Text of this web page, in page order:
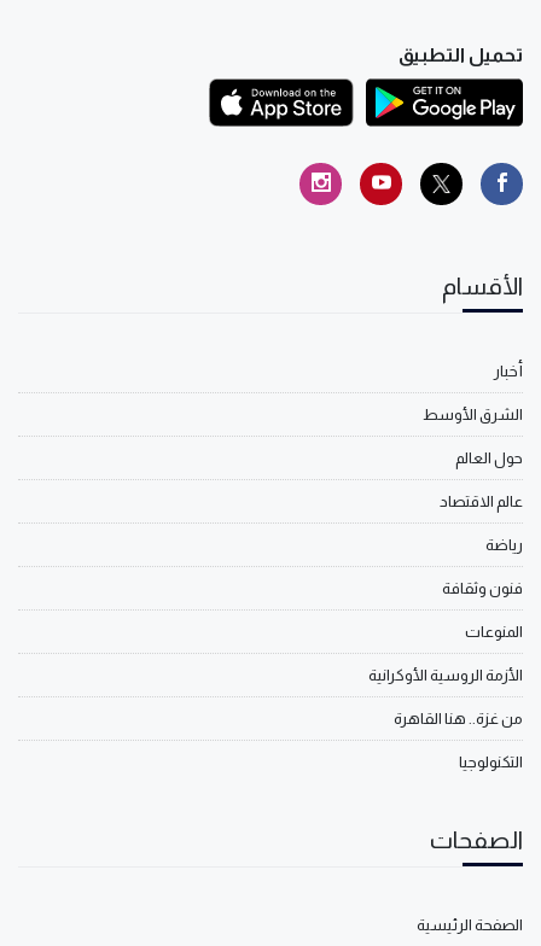
تحميل التطبيق
الأقسام
أخبار
الشرق الأوسط
حول العالم
عالم الاقتصاد
رياضة
فنون وثقافة
المنوعات
الأزمة الروسية الأوكرانية
من غزة.. هنا القاهرة
التكنولوجيا
الصفحات
الصفحة الرئيسية